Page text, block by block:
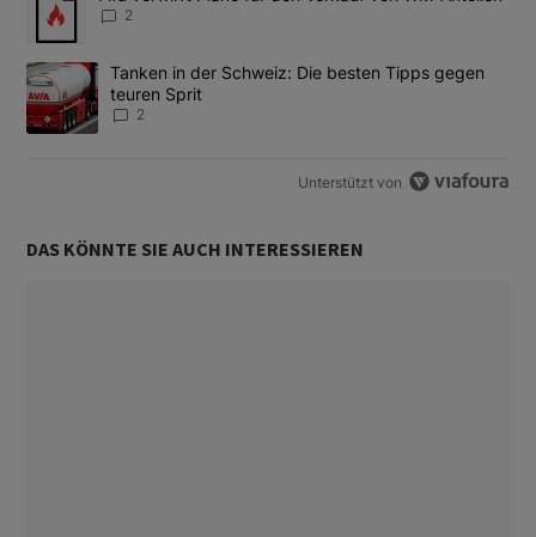
2
Ein Trendartikel mit dem Titel "Tanken in der Schweiz: Die
Tanken in der Schweiz: Die besten Tipps gegen
teuren Sprit
2
Unterstützt von
DAS KÖNNTE SIE AUCH INTERESSIEREN